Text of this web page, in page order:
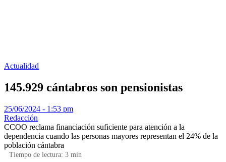
Actualidad
145.929 cántabros son pensionistas
25/06/2024 - 1:53 pm
Redacción
CCOO reclama financiación suficiente para atención a la
dependencia cuando las personas mayores representan el 24% de la
población cántabra
Tiempo de lectura: 3 min